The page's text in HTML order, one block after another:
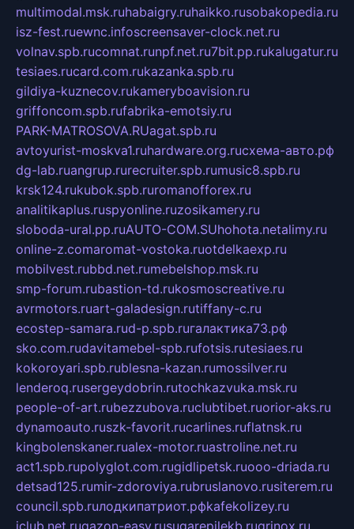
multimodal.msk.ruhabaigry.ruhaikko.rusobakopedia.ru
isz-fest.ruewnc.infoscreensaver-clock.net.ru
volnav.spb.rucomnat.runpf.net.ru7bit.pp.rukalugatur.ru
tesiaes.rucard.com.rukazanka.spb.ru
gildiya-kuznecov.rukameryboavision.ru
griffoncom.spb.rufabrika-emotsiy.ru
PARK-MATROSOVA.RUagat.spb.ru
avtoyurist-moskva1.ruhardware.org.ruсхема-авто.рф
dg-lab.ruangrup.rurecruiter.spb.rumusic8.spb.ru
krsk124.rukubok.spb.ruromanofforex.ru
analitikaplus.ruspyonline.ruzosikamery.ru
sloboda-ural.pp.ruAUTO-COM.SUhohota.netalimy.ru
online-z.comaromat-vostoka.ruotdelkaexp.ru
mobilvest.rubbd.net.rumebelshop.msk.ru
smp-forum.rubastion-td.rukosmoscreative.ru
avrmotors.ruart-galadesign.rutiffany-c.ru
ecostep-samara.rud-p.spb.ruгалактика73.рф
sko.com.rudavitamebel-spb.rufotsis.rutesiaes.ru
kokoroyari.spb.rublesna-kazan.rumossilver.ru
lenderoq.rusergeydobrin.rutochkazvuka.msk.ru
people-of-art.rubezzubova.ruclubtibet.ruorior-aks.ru
dynamoauto.ruszk-favorit.rucarlines.ruflatnsk.ru
kingbolenskaner.rualex-motor.ruastroline.net.ru
act1.spb.rupolyglot.com.rugidlipetsk.ruooo-driada.ru
detsad125.rumir-zdoroviya.rubruslanovo.rusiterem.ru
council.spb.ruлодкипатриот.рфkafekolizey.ru